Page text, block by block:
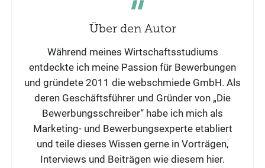
Über den Autor
Während meines Wirtschaftsstudiums
entdeckte ich meine Passion für Bewerbungen
und gründete 2011 die webschmiede GmbH. Als
deren Geschäftsführer und Gründer von „Die
Bewerbungsschreiber“ habe ich mich als
Marketing- und Bewerbungsexperte etabliert
und teile dieses Wissen gerne in Vorträgen,
Interviews und Beiträgen wie diesem hier.